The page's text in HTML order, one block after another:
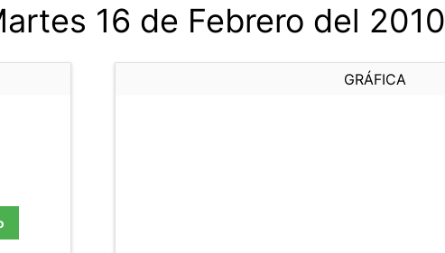
16 de Febrero del 2010
GRÁFICA